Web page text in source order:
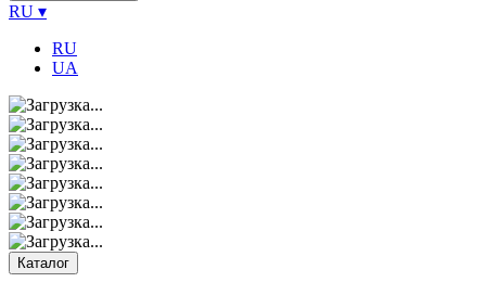
RU ▾
RU
UA
Каталог